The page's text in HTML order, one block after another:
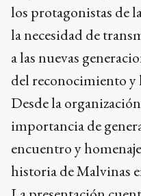
los protagonistas de
la necesidad de
a las nuevas
del reconocimiento y
Desde la
importancia de
encuentro y
historia de Malvinas